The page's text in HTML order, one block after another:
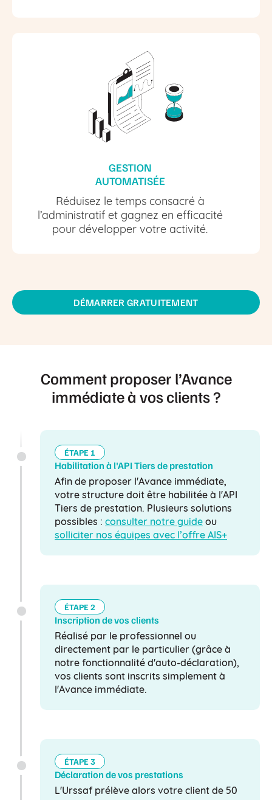
GESTION
AUTOMATISÉE
Réduisez le temps consacré à
l’administratif et gagnez en efficacité
pour développer votre activité.
DÉMARRER GRATUITEMENT
Comment proposer l’Avance
immédiate à vos clients ?
ÉTAPE 1
Habilitation à l'API Tiers de prestation
Afin de proposer l'Avance immédiate,
votre structure doit être habilitée à l'API
Tiers de prestation. Plusieurs solutions
possibles : consulter notre guideou
solliciter nos équipes avec l’offre AIS+
ÉTAPE 2
Inscription de vos clients
Réalisé par le professionnel ou
directement par le particulier (grâce à
notre fonctionnalité d'auto-déclaration),
vos clients sont inscrits simplement à
l'Avance immédiate.
ÉTAPE 3
Déclaration de vos prestations
L'Urssaf prélève alors votre client de 50